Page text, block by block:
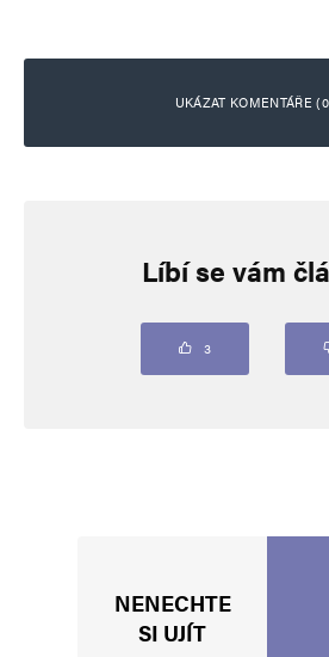
UKÁZAT KOMENTÁŘE
Vaše e-mailová adresa nebude zveřejněna.
Líbí se vám
3
NENECHTE
SI UJÍT